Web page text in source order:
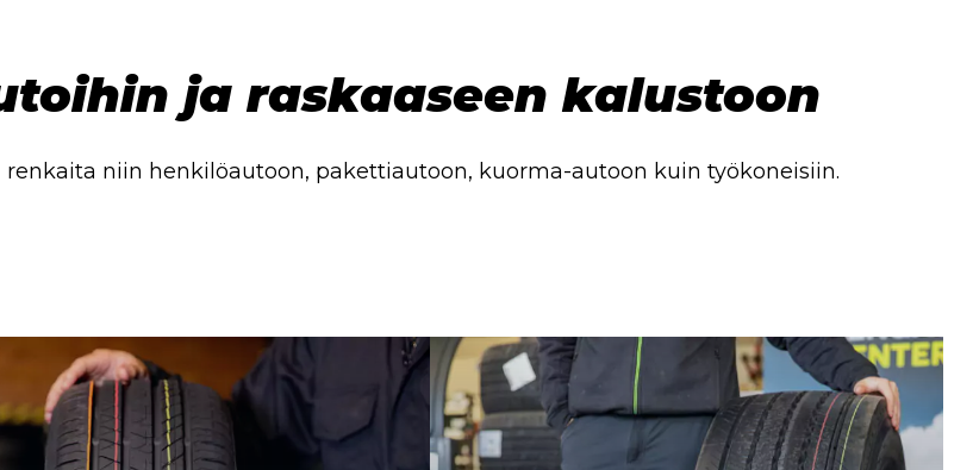
ja raskaaseen kalustoon
niin henkilöautoon, pakettiautoon, kuorma-autoon kuin työkoneisiin.